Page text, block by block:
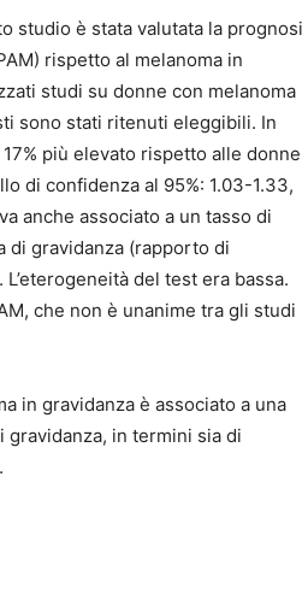
studio è stata valutata la prognosi
rispetto al melanoma in
studi su donne con melanoma
sono stati ritenuti eleggibili. In
più elevato rispetto alle donne
di confidenza al 95%: 1.03-1.33,
anche associato a un tasso di
di gravidanza (rapporto di
del test era bassa.
che non è unanime tra gli studi
in gravidanza è associato a una
in termini sia di